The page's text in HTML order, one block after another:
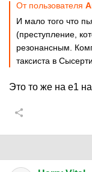
От пользователя
И мало того что
(преступление,
резонансным.
таксиста в
Это то же на е1